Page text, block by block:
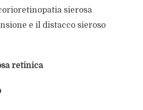
sierosa
e il distacco sieroso
retinica